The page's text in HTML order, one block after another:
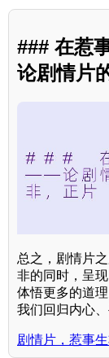
### 在惹
论剧情片
总之，剧情片
非的同时，呈
体悟更多的道
我们回归内心
剧情片，惹事